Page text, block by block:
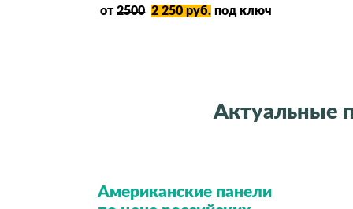
Актуальные
Американские панели
от2500 2 250 руб. под ключ